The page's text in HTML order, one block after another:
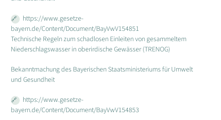
https://www.gesetze-
bayern.de/Content/Document/BayVwV154851
Technische Regeln zum schadlosen Einleiten von gesammeltem
Niederschlagswasser in oberirdische Gewässer (TRENOG)
Bekanntmachung des Bayerischen Staatsministeriums für Umwelt
und Gesundheit
https://www.gesetze-
bayern.de/Content/Document/BayVwV154853